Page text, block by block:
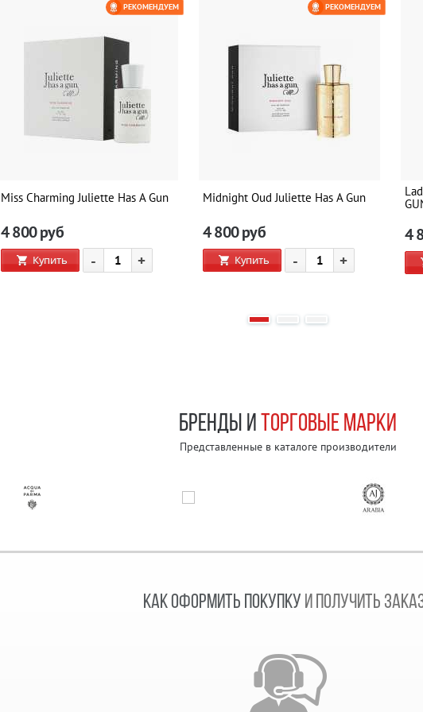
Miss Charming Juliette Has A Gun
4 800руб
Купить - +
РЕКОМЕНДУЕМ
Midnight Oud Juliette Has A Gun
4 800руб
Купить - +
РЕКОМЕНДУЕМ
4
БРЕНДЫ И ТОРГОВЫЕ МАРКИ
Представленные в каталоге производители
КАК ОФОРМИТЬ ПОКУПКУ И ПОЛУЧИТЬ